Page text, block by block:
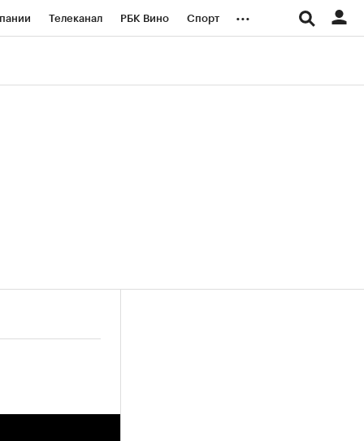
Телеканал РБК Вино Спорт ...